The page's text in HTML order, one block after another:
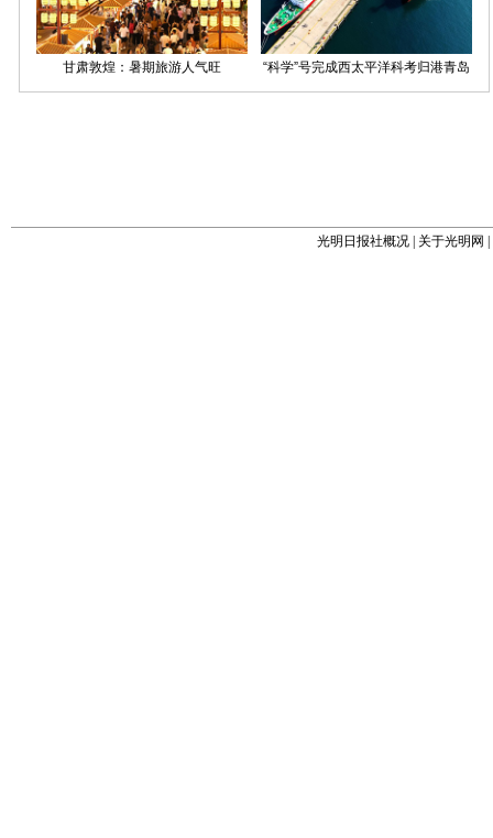
光明日报社概况 关于光明网